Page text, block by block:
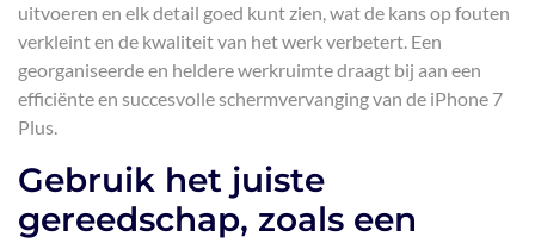
uitvoeren en elk detail goed kunt zien, wat de kans op fouten
verkleint en de kwaliteit van het werk verbetert. Een
georganiseerde en heldere werkruimte draagt bij aan een
efficiënte en succesvolle schermvervanging van de iPhone 7
Plus.
Gebruik het juiste
gereedschap, zoals een